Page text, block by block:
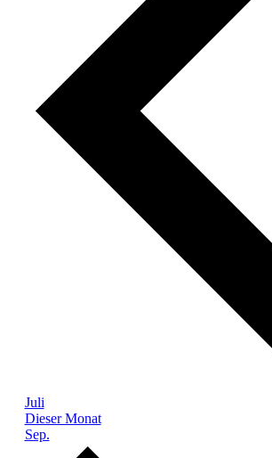
Juli
Dieser Monat
Sep.